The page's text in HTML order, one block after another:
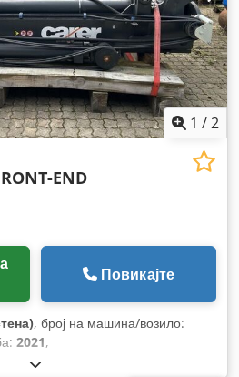
1 /2
END
Повикајте
, број на машина/возило:
2021,